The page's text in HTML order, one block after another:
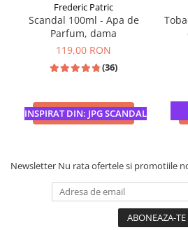
INSPIRAT DIN: JPG SCANDAL
Frederic Patric
Scandal 100ml - Apa de
Parfum, dama
119,00 RON
(36)
ADAUGA IN COS
Newsletter Nu rata ofertele si promotiile